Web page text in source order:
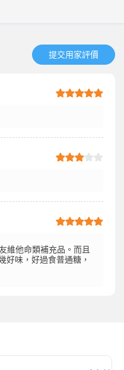
提交用家評價​
維他命類補充品。而且
好味，好過食普通糖，